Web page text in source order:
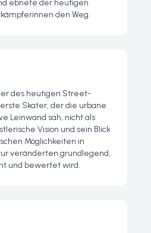
ebnete der heutigen
den Weg.
des heutigen Street-
Skater, der die urbane
Leinwand sah, nicht als
Vision und sein Blick
Möglichkeiten in
veränderten grundlegend,
und bewertet wird.